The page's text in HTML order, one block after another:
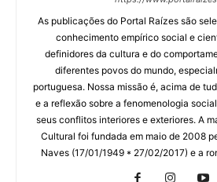
As publicações do Portal Raízes são
conhecimento empírico social e
definidores da cultura e do
diferentes povos do mundo,
portuguesa. Nossa missão é, acima de
e a reflexão sobre a fenomenologia
seus conflitos interiores e exteriores. A
Cultural foi fundada em maio de 2008
Naves (17/01/1949 * 27/02/2017) e a